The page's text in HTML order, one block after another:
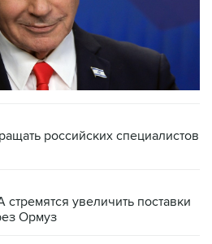
российских специалистов
увеличить поставки
Ормуз